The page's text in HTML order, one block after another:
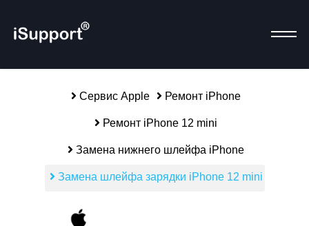
Сервис Apple Ремонт iPhone
Ремонт iPhone 12 mini
Замена нижнего шлейфа iPhone
Замена шлейфа зарядки iPhone 12 mini